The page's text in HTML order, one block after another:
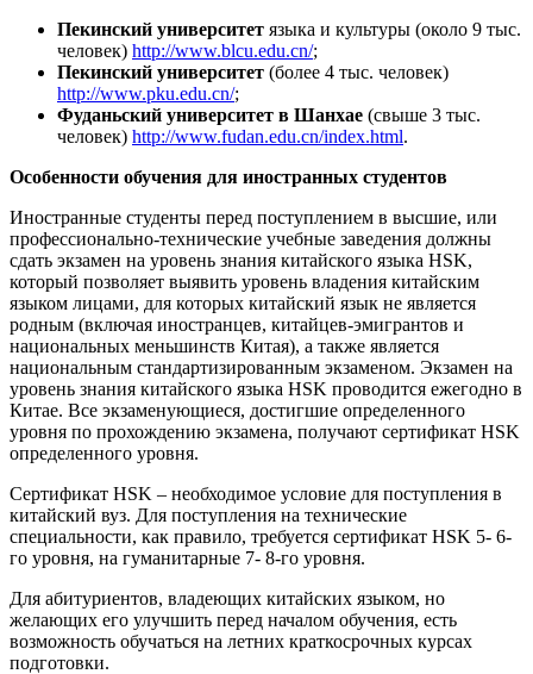
Пекинский университет языка и культуры (около 9 тыс.
человек) http://www.blcu.edu.cn/;
Пекинский университет (более 4 тыс. человек)
http://www.pku.edu.cn/;
Фуданьский университет в Шанхае (свыше 3 тыс.
человек) http://www.fudan.edu.cn/index.html.
Особенности обучения для иностранных студентов
Иностранные студенты перед поступлением в высшие, или
профессионально-технические учебные заведения должны
сдать экзамен на уровень знания китайского языка HSK,
который позволяет выявить уровень владения китайским
языком лицами, для которых китайский язык не является
родным (включая иностранцев, китайцев-эмигрантов и
национальных меньшинств Китая), а также является
национальным стандартизированным экзаменом. Экзамен на
уровень знания китайского языка HSK проводится ежегодно в
Китае. Все экзаменующиеся, достигшие определенного
уровня по прохождению экзамена, получают сертификат HSK
определенного уровня.
Сертификат HSK – необходимое условие для поступления в
китайский вуз. Для поступления на технические
специальности, как правило, требуется сертификат HSK 5- 6-
го уровня, на гуманитарные 7- 8-го уровня.
Для абитуриентов, владеющих китайских языком, но
желающих его улучшить перед началом обучения, есть
возможность обучаться на летних краткосрочных курсах
подготовки.